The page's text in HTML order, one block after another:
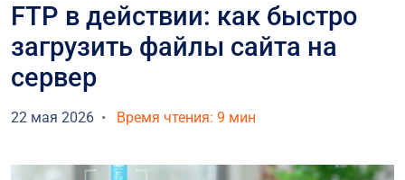
FTP в действии: как быстро
загрузить файлы сайта на
сервер
22 мая 2026 Время чтения: 9 мин